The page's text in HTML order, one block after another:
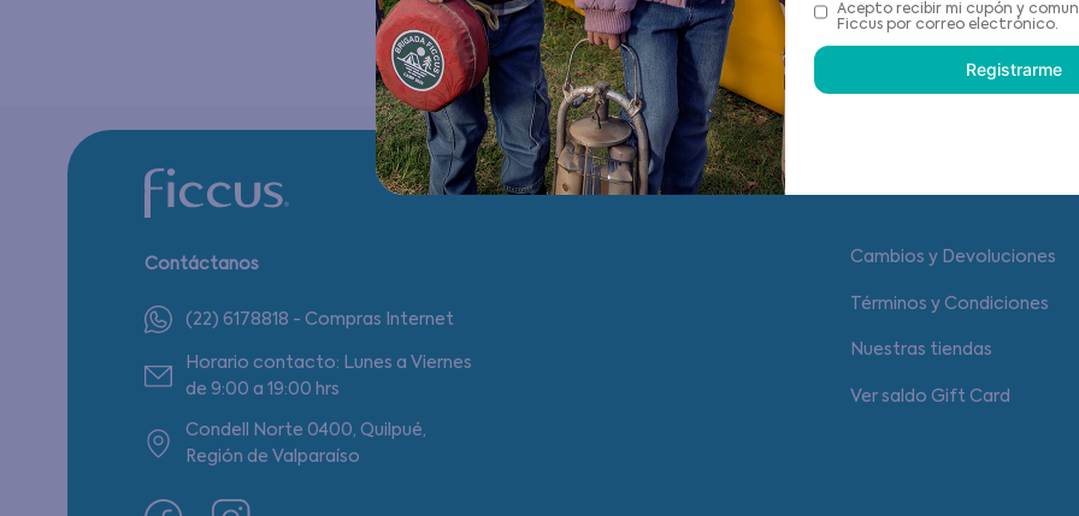
Recomendaciones de
Contáctanos
(22) 6178818 - Compras Internet
Horario contacto: Lunes a Viernes
de 9:00 a 19:00 hrs
Condell Norte 0400, Quilpué,
Región de Valparaíso
Cambios y Devoluciones
Términos y Condiciones
Nuestras tiendas
Ver saldo Gift Card
Acepto recibir mi cupón y
Ficcus por correo electrónico.
Registrarme